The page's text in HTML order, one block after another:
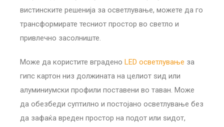
вистинските решенија за осветлување, можете да го
трансформирате тесниот простор во светло и
привлечно засолниште.
Може да користите вградено LED осветлување за
гипс картон низ должината на целиот ѕид или
алуминиумски профили поставени во таван. Може
да обезбеди суптилно и постојано осветлување без
да зафаќа вреден простор на подот или ѕидот,